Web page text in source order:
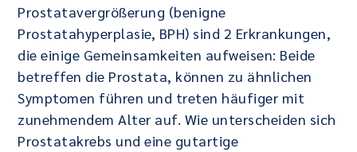
Prostatavergrößerung (benigne
Prostatahyperplasie, BPH) sind 2 Erkrankungen,
die einige Gemeinsamkeiten aufweisen: Beide
betreffen die Prostata, können zu ähnlichen
Symptomen führen und treten häufiger mit
zunehmendem Alter auf. Wie unterscheiden sich
Prostatakrebs und eine gutartige